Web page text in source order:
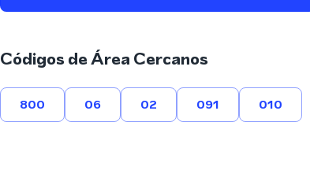
Códigos de Área Cercanos
800 06 02 091 010